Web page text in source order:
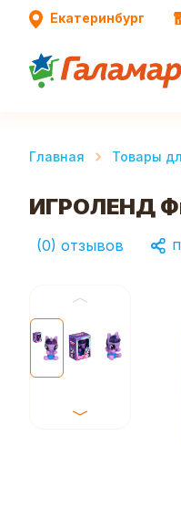
Екатеринбург
Главная Товары
ИГРОЛЕНД
(0) отзывов